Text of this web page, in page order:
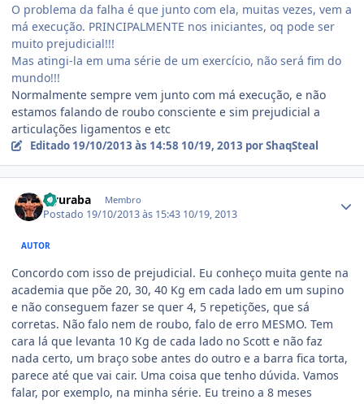
O problema da falha é que junto com ela, muitas vezes, vem a
má execução. PRINCIPALMENTE nos iniciantes, oq pode ser
muito prejudicial!!!
Mas atingi-la em uma série de um exercício, não será fim do
mundo!!!
Normalmente sempre vem junto com má execução, e não
estamos falando de roubo consciente e sim prejudicial a
articulações ligamentos e etc
Editado 19/10/2013 às 14:58 10/19, 2013 por ShaqSteal
Hyuraba Membro
Postado 19/10/2013 às 15:43 10/19, 2013
AUTOR
Concordo com isso de prejudicial. Eu conheço muita gente na
academia que põe 20, 30, 40 Kg em cada lado em um supino
e não conseguem fazer se quer 4, 5 repetições, que sá
corretas. Não falo nem de roubo, falo de erro MESMO. Tem
cara lá que levanta 10 Kg de cada lado no Scott e não faz
nada certo, um braço sobe antes do outro e a barra fica torta,
parece até que vai cair. Uma coisa que tenho dúvida. Vamos
falar, por exemplo, na minha série. Eu treino a 8 meses